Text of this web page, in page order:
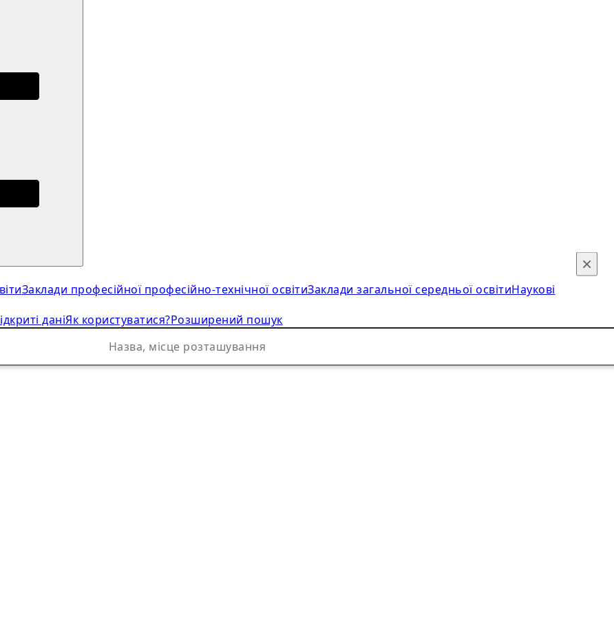
Заклади професійної професійно-технічної освітиЗаклади загальної середньої освітиНаукові
даніЯк користуватися?Розширений пошук
×